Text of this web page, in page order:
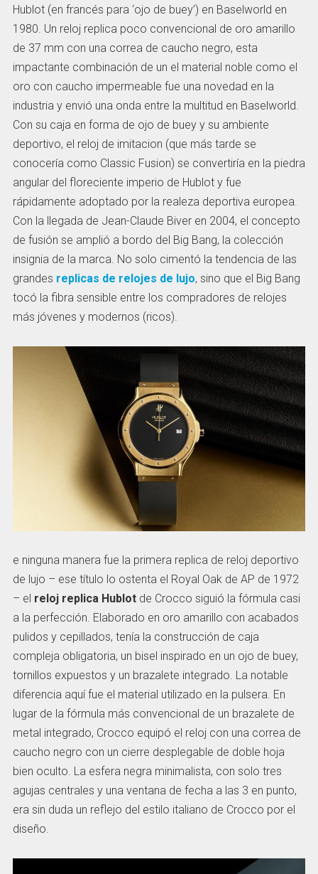
Hublot (en francés para ‘ojo de buey’) en Baselworld en
1980. Un reloj replica poco convencional de oro amarillo
de 37 mm con una correa de caucho negro, esta
impactante combinación de un el material noble como el
oro con caucho impermeable fue una novedad en la
industria y envió una onda entre la multitud en Baselworld.
Con su caja en forma de ojo de buey y su ambiente
deportivo, el reloj de imitacion (que más tarde se
conocería como Classic Fusion) se convertiría en la piedra
angular del floreciente imperio de Hublot y fue
rápidamente adoptado por la realeza deportiva europea.
Con la llegada de Jean-Claude Biver en 2004, el concepto
de fusión se amplió a bordo del Big Bang, la colección
insignia de la marca. No solo cimentó la tendencia de las
grandes replicas de relojes de lujo, sino que el Big Bang
tocó la fibra sensible entre los compradores de relojes
más jóvenes y modernos (ricos).
e ninguna manera fue la primera replica de reloj deportivo
de lujo – ese título lo ostenta el Royal Oak de AP de 1972
– el reloj replica Hublotde Crocco siguió la fórmula casi
a la perfección. Elaborado en oro amarillo con acabados
pulidos y cepillados, tenía la construcción de caja
compleja obligatoria, un bisel inspirado en un ojo de buey,
tornillos expuestos y un brazalete integrado. La notable
diferencia aquí fue el material utilizado en la pulsera. En
lugar de la fórmula más convencional de un brazalete de
metal integrado, Crocco equipó el reloj con una correa de
caucho negro con un cierre desplegable de doble hoja
bien oculto. La esfera negra minimalista, con solo tres
agujas centrales y una ventana de fecha a las 3 en punto,
era sin duda un reflejo del estilo italiano de Crocco por el
diseño.